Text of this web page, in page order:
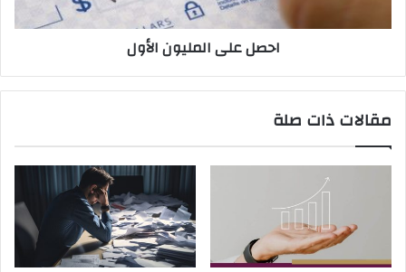
احصل على المليون الأول
مقالات ذات صلة